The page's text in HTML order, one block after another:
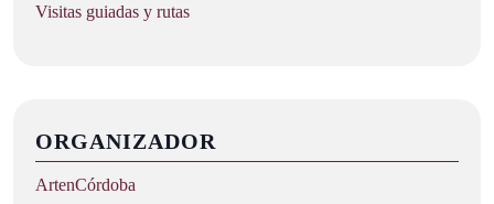
Visitas guiadas y rutas
ORGANIZADOR
ArtenCórdoba